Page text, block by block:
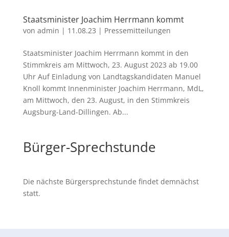
Staatsminister Joachim Herrmann kommt
von admin | 11.08.23 | Pressemitteilungen
Staatsminister Joachim Herrmann kommt in den
Stimmkreis am Mittwoch, 23. August 2023 ab 19.00
Uhr Auf Einladung von Landtagskandidaten Manuel
Knoll kommt Innenminister Joachim Herrmann, MdL,
am Mittwoch, den 23. August, in den Stimmkreis
Augsburg-Land-Dillingen. Ab...
Bürger-Sprechstunde
Die nächste Bürgersprechstunde findet demnächst
statt.